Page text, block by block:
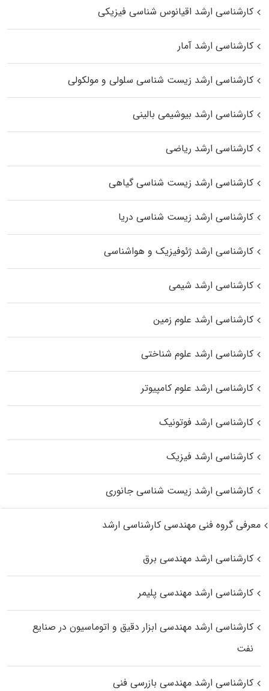
کارشناسی ارشد اقیانوس‌ شناسی فیزیکی
کارشناسی ارشد آمار
کارشناسی ارشد زیست شناسی سلولی و مولکولی
کارشناسی ارشد بیوشیمی بالینی
کارشناسی ارشد ریاضی
کارشناسی ارشد زیست‌ شناسی گیاهی
کارشناسی ارشد زیست‌ شناسی دریا
کارشناسی ارشد ژئوفیزیک و هواشناسی
کارشناسی ارشد شیمی
کارشناسی ارشد علوم زمین
کارشناسی ارشد علوم شناختی
کارشناسی ارشد علوم کامپیوتر
کارشناسی ارشد فوتونیک
کارشناسی ارشد فیزیک
کارشناسی ارشد زیست‌ شناسی جانوری
معرفی گروه فنی مهندسی کارشناسی ارشد
کارشناسی ارشد مهندسی برق
کارشناسی ارشد مهندسی پلیمر
کارشناسی ارشد مهندسی ابزار دقیق و اتوماسیون در صنایع
نفت
کارشناسی ارشد مهندسی بازرسی فنی